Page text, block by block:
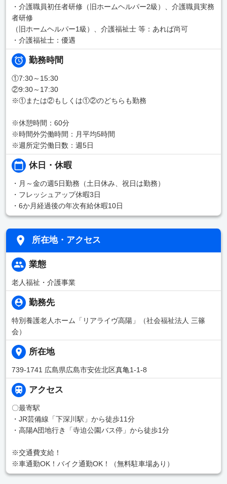
・介護職員初任者研修（旧ホームヘルパー2級）、介護職員実務
者研修
（旧ホームヘルパー1級）、介護福祉士 等：あれば尚可
・介護福祉士：優遇
勤務時間
①7:30～15:30
②9:30～17:30
※①または②もしくは①②のどちらも勤務
※休憩時間：60分
※時間外労働時間：月平均5時間
※週所定労働日数：週5日
休日・休暇
・月～金の週5日勤務（土日休み、祝日は勤務）
・フレッシュアップ休暇3日
・6か月経過後の年次有給休暇10日
所在地・アクセス
業態
老人福祉・介護事業
勤務先
特別養護老人ホーム「リアライヴ高陽」（社会福祉法人 三篠
会）
所在地
739-1741 広島県広島市安佐北区真亀1-1-8
アクセス
〇最寄駅
・JR芸備線「下深川駅」から徒歩11分
・高陽A団地行き「寺迫公園バス停」から徒歩1分
※交通費支給！
※車通勤OK！バイク通勤OK！（無料駐車場あり）